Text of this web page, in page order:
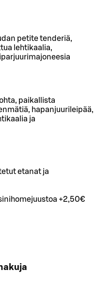
petite tenderiä,
lehtikaalia,
paikallista
hapanjuurileipää,
ja
etanat ja
+2,50€